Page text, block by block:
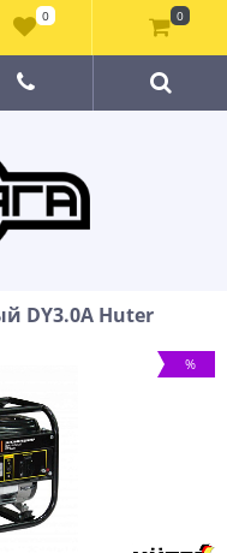
DY3.0A Huter
%
0 0